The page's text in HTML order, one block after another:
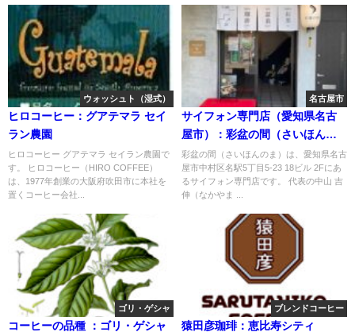
ウォッシュト（湿式）
ヒロコーヒー：グアテマラ セイ
ラン農園
ヒロコーヒー グアテマラ セイラン農園で
す。 ヒロコーヒー（HIRO COFFEE）
は、1977年創業の大阪府吹田市に本社を
置くコーヒー会社...
名古屋市
サイフォン専門店（愛知県名古
屋市）：彩盆の間（さいほんの
ま）
彩盆の間（さいほんのま）は、愛知県名古
屋市中村区名駅5丁目5-23 18ビル 2Fにあ
るサイフォン専門店です。 代表の中山 吉
伸（なかやま ...
ゴリ・ゲシャ
コーヒーの品種 ：ゴリ・ゲシャ
ブレンドコーヒー
猿田彦珈琲：恵比寿シティ